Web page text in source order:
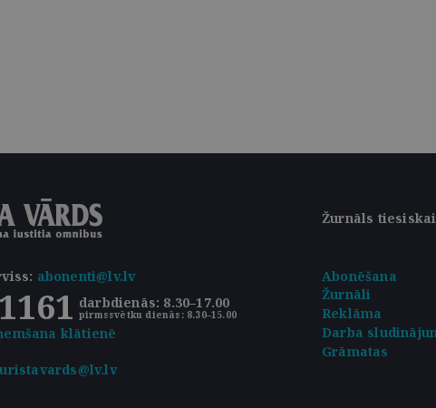
Žurnāls
: abonenti@lv.lv
darbdienās: 8.30–17.00
pirmssvētku dienās: 8.30–15.00
klātienē
Abonēšana
Žurnāli
Reklāma
Darba
Grāmatas